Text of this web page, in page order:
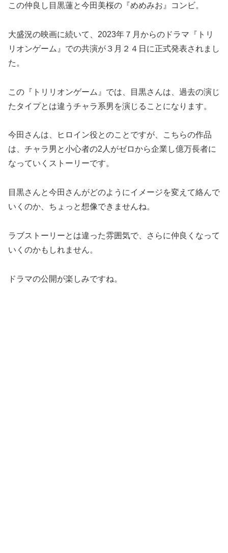
この仲良し目黒蓮と今田美桜の『めめみお』コンビ。
大盛況の映画に続いて、2023年７月からのドラマ『トリ
リオンゲーム』での共演が３月２４日に正式発表されまし
た。
この『トリリオンゲーム』では、目黒さんは、過去の演じ
たタイプとは違うチャラ系男を演じることになります。
今田さんは、ヒロイン役とのことですが、こちらの作品
は、チャラ男と小心者の2人がゼロから企業し億万長者に
なっていくストーリーです。
目黒さんと今田さんがどのようにイメージを変えて絡んで
いくのか、ちょっと想像できませんね。
ラブストーリーとは違った雰囲気で、さらに仲良くなって
いくのかもしれません。
ドラマの公開が楽しみですね。